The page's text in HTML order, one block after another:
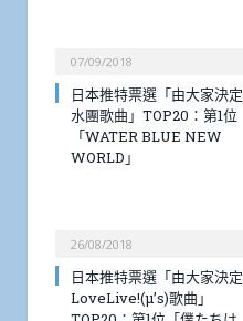
07/09/2018
日本推特票選「由大家決定
水團歌曲」TOP20：第1位
「WATER BLUE NEW
WORLD」
26/08/2018
日本推特票選「由大家決定
LoveLive!(μ’s)歌曲」